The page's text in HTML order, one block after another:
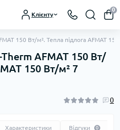
Клієнту
0
150 Вт/м². Тепла підлога AFMAT
AFMAT 150 Вт/
150 Вт/м² 7
0
Характеристики Відгуки 0